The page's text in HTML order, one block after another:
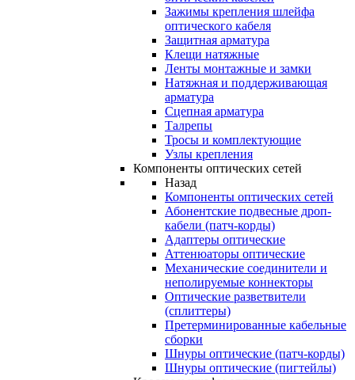
Зажимы крепления шлейфа
оптического кабеля
Защитная арматура
Клещи натяжные
Ленты монтажные и замки
Натяжная и поддерживающая
арматура
Сцепная арматура
Талрепы
Тросы и комплектующие
Узлы крепления
Компоненты оптических сетей
Назад
Компоненты оптических сетей
Абонентские подвесные дроп-
кабели (патч-корды)
Адаптеры оптические
Аттенюаторы оптические
Механические соединители и
неполируемые коннекторы
Оптические разветвители
(сплиттеры)
Претерминированные кабельные
сборки
Шнуры оптические (патч-корды)
Шнуры оптические (пигтейлы)